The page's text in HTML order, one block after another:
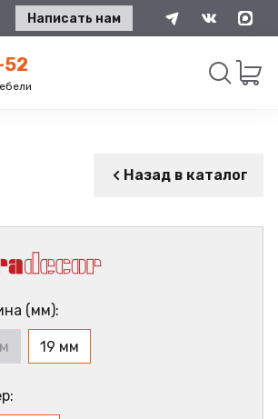
Написать нам
52
Назад в каталог
(мм):
19 мм